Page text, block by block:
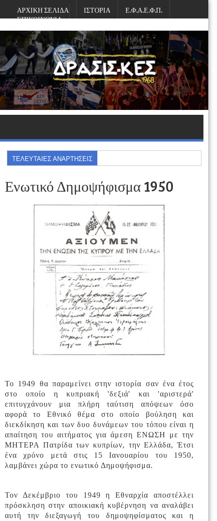
ΑΡΧΙΚΗ ΣΕΛΙΔΑ ΙΣΤΟΡΙΑ
Ε.Φ.Α.Ε.Φ.Π.
ΕΠΙΚΟΙΝΩΝΙΑ
Κυριακή, Αυγούστου 09, 2026
ΤΕΛΕΥΤΑΙΕΣ ΑΝΑΡΤΗΣΕΙΣ
Ενωτικό Δημοψήφισμα 1950
Το 1949 θα παραμείνει στην ιστορία σαν ένα έτος
στο οποίο η κυπριακή 'δεξιά' και 'αριστερά'
επιτυγχάνουν μια πλήρη ταύτιση απόψεων όσο
αφορά το Εθνικό θέμα στο οποίο βούληση και
διεκδίκηση και των δυο δυνάμεων του τόπου είναι η
απαίτηση του αιτήματος για άμεση ΕΝΩΣΗ με την
ΜΗΤΕΡΑ Πατρίδα των κυπρίων, την Ελλάδα, Έτσι
ένα χρόνο μετά στις 15 Ιανουαρίου του 1950,
λαμβάνει χώρα το ενωτικό Δημοψήφισμα.
Τον Δεκέμβριο του 1949 η Εθναρχία αποστέλλει
πρόσκληση στην αποικιακή κυβέρνηση να αναλάβει
αυτή την διεξαγωγή του δημοψηφίσματος και η